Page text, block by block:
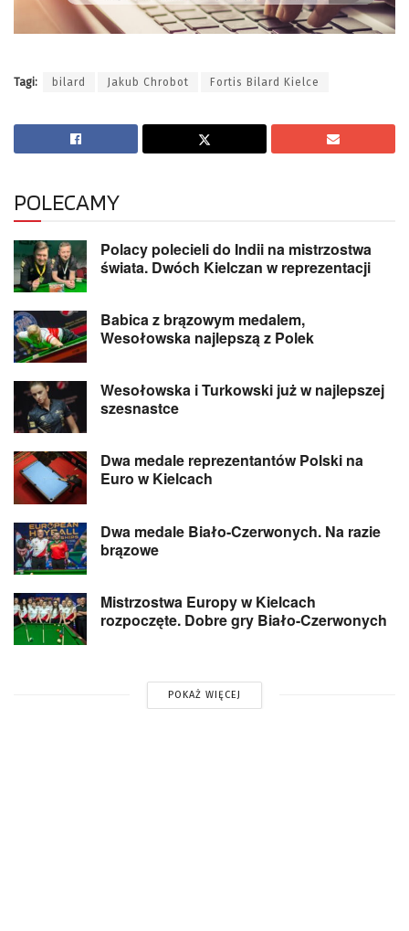
Tagi: bilard Jakub Chrobot Fortis Bilard Kielce
POLECAMY
Polacy polecieli do Indii na mistrzostwa
świata. Dwóch Kielczan w reprezentacji
Babica z brązowym medalem,
Wesołowska najlepszą z Polek
Wesołowska i Turkowski już w najlepszej
szesnastce
Dwa medale reprezentantów Polski na
Euro w Kielcach
Dwa medale Biało-Czerwonych. Na razie
brązowe
Mistrzostwa Europy w Kielcach
rozpoczęte. Dobre gry Biało-Czerwonych
POKAŻ WIĘCEJ